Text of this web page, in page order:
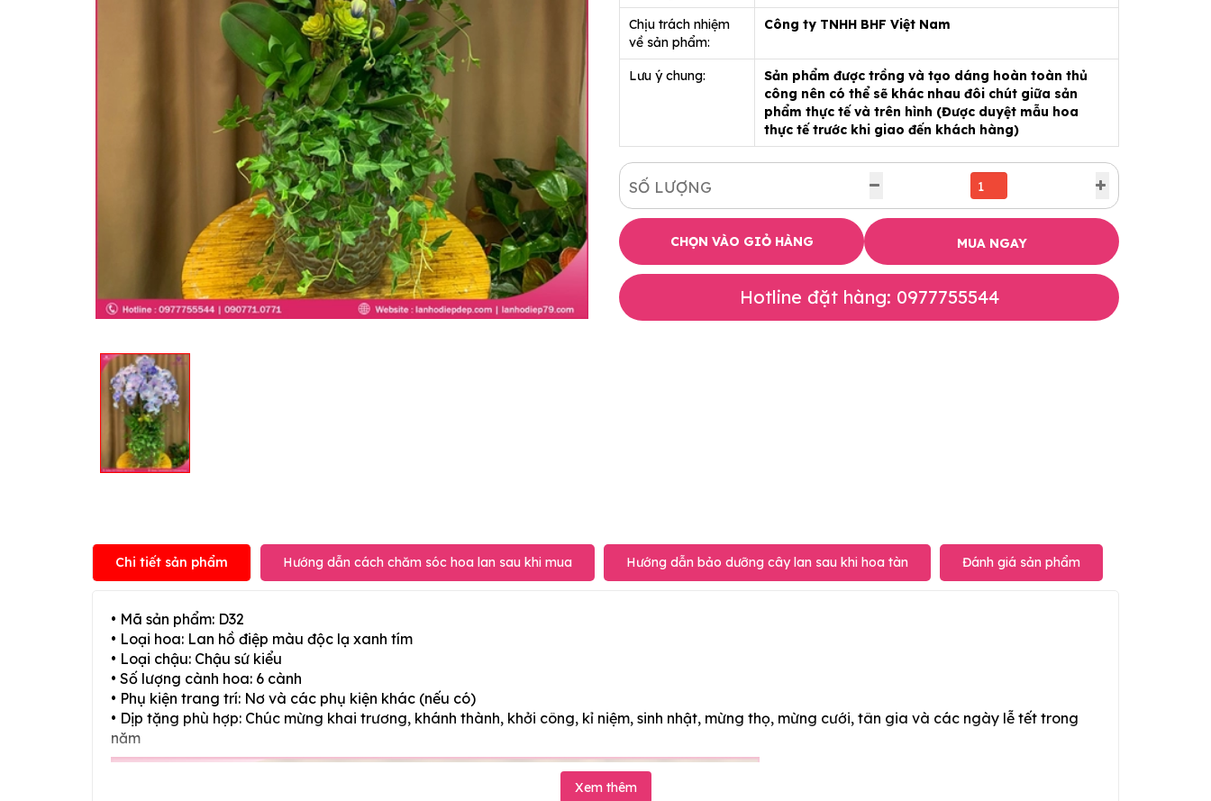
Chịu trách nhiệm
về sản phẩm:
Công ty TNHH BHF Việt Nam
Lưu ý chung:
Sản phẩm được trồng và tạo dáng hoàn toàn thủ
công nên có thể sẽ khác nhau đôi chút giữa sản
phẩm thực tế và trên hình (Được duyệt mẫu hoa
thực tế trước khi giao đến khách hàng)
SỐ LƯỢNG
CHỌN VÀO GIỎ HÀNG MUA NGAY
Hotline đặt hàng: 0977755544
Chi tiết sản phẩm Hướng dẫn cách chăm sóc hoa lan sau khi mua Hướng dẫn bảo dưỡng cây lan sau khi hoa tàn Đánh giá sản phẩm
• Mã sản phẩm: D32
• Loại hoa: Lan hồ điệp màu độc lạ xanh tím
• Loại chậu: Chậu sứ kiểu
• Số lượng cành hoa: 6 cành
• Phụ kiện trang trí: Nơ và các phụ kiện khác (nếu có)
• Dịp tặng phù hợp: Chúc mừng khai trương, khánh thành, khởi công, kỉ niệm, sinh nhật, mừng thọ, mừng cưới, tân gia và các ngày lễ tết trong
năm
Xem thêm